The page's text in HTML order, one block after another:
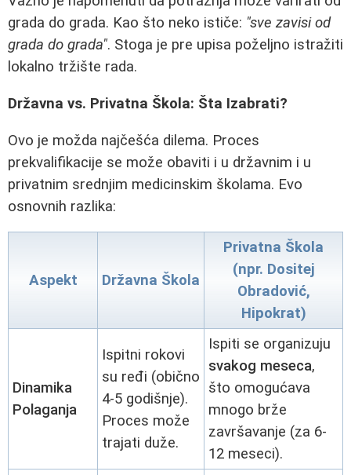
grada do grada. Kao što neko ističe: "sve zavisi od
grada do grada". Stoga je pre upisa poželjno istražiti
lokalno tržište rada.
Državna vs. Privatna Škola: Šta Izabrati?
Ovo je možda najčešća dilema. Proces
prekvalifikacije se može obaviti i u državnim i u
privatnim srednjim medicinskim školama. Evo
osnovnih razlika:
Aspekt Državna Škola
Privatna Škola
(npr. Dositej
Obradović,
Hipokrat)
Dinamika
Polaganja
Ispitni rokovi
su ređi (obično
4-5 godišnje).
Proces može
trajati duže.
Ispiti se organizuju
svakog meseca,
što omogućava
mnogo brže
završavanje (za 6-
12 meseci).